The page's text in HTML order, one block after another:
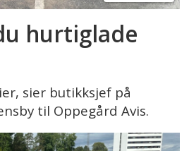
hurtiglade
sier butikksjef på
til Oppegård Avis.